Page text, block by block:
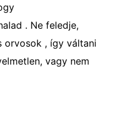
. Ne feledje,
orvosok , így váltani
vagy nem